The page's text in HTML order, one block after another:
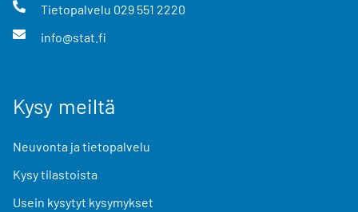
Tietopalvelu 029 551 2220
info@stat.fi
Kysy meiltä
Neuvonta ja tietopalvelu
Kysy tilastoista
Usein kysytyt kysymykset